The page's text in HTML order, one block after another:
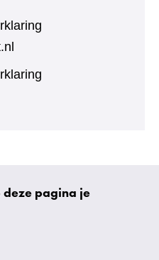
pagina je